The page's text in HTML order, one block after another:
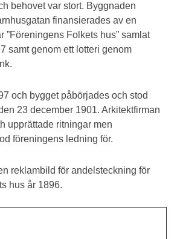
behovet var stort. Byggnaden
finansierades av en
”Föreningens Folkets hus” samlat
samt genom ett lotteri genom
och bygget påbörjades och stod
23 december 1901. Arkitektfirman
upprättade ritningar men
föreningens ledning för.
reklambild för andelsteckning för
hus år 1896.